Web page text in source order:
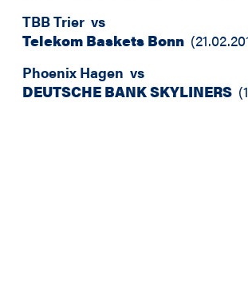
TBB Trier vs
Telekom Baskets Bonn (
Phoenix Hagen vs
DEUTSCHE BANK SKYLINERS (